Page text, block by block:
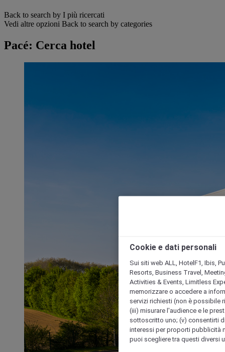
Back to search by I più ricercati
Vedi altre opzioni Back to search by categories
Pacé: Cerca hotel
Cookie e dati personali
Sui siti web ALL, HotelF1, Ibis,
Resorts, Business Travel,
Activities & Events, Limitless
memorizzare o accedere a
servizi richiesti (non è possibile
(iii) misurare l'audience e le
sottoscritto uno; (v) consentirti
interessi per proporti pubblicità
puoi scegliere tra questi diversi